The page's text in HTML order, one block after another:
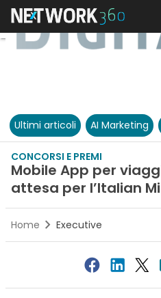
Ultimi articoli AI Marketing
CONCORSI E PREMI
Mobile App per
attesa per l’Italian
Home Executive